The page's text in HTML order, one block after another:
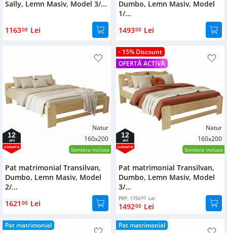
Sally, Lemn Masiv, Model 3/...
116300 Lei
Dumbo, Lemn Masiv, Model
1/...
149300 Lei
Natur
160x200
Somiera inclusa
12
ani
GARANTIE
Pat matrimonial Transilvan,
Dumbo, Lemn Masiv, Model
2/...
1621 00 Lei
- 15% Discount
OFERTĂ ACTIVĂ
Natur
160x200
Somiera inclusa
12
ani
GARANTIE
Pat matrimonial Transilvan,
Dumbo, Lemn Masiv, Model
3/...
PRP: 175600 Lei
149200 Lei
Pat matrimonial Pat matrimonial